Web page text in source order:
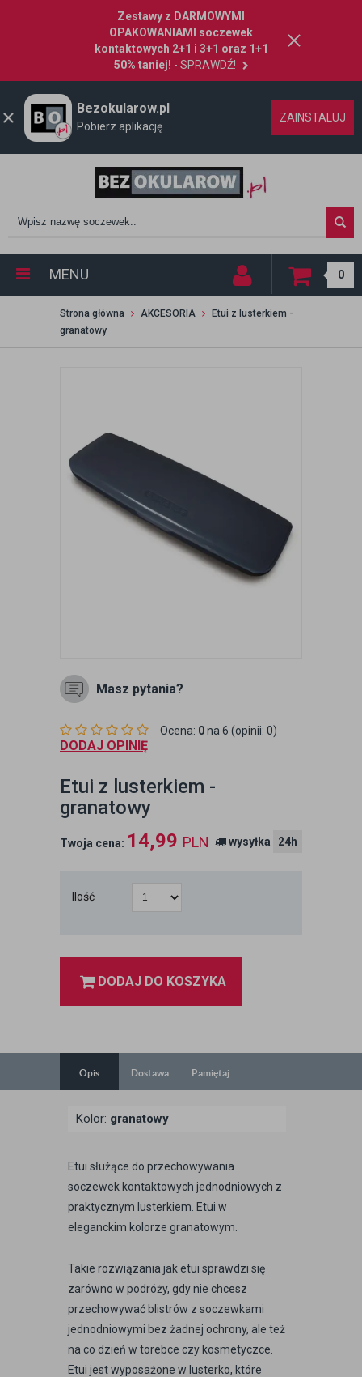
Zestawy z DARMOWYMI
OPAKOWANIAMI soczewek
kontaktowych 2+1 i 3+1 oraz 1+1
50% taniej! - SPRAWDŹ!
Bezokularow.pl
Pobierz aplikację
ZAINSTALUJ
MENU 0
Strona główna AKCESORIA
Etui z lusterkiem -
granatowy
Masz pytania?
Ocena: 0na 6 (opinii: 0)
DODAJ OPINIĘ
Etui z lusterkiem -
granatowy
Twoja cena: 14,99 PLN wysyłka 24h
Ilość
DODAJ DO KOSZYKA
Opis Dostawa Pamiętaj
Kolor: granatowy
Etui służące do przechowywania
soczewek kontaktowych jednodniowych z
praktycznym lusterkiem. Etui w
eleganckim kolorze granatowym.
Takie rozwiązania jak etui sprawdzi się
zarówno w podróży, gdy nie chcesz
przechowywać blistrów z soczewkami
jednodniowymi bez żadnej ochrony, ale też
na co dzień w torebce czy kosmetyczce.
Etui jest wyposażone w lusterko, które